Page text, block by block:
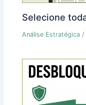
Selecione
Análise Estratégica /